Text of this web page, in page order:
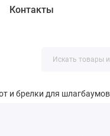
Контакты
и брелки для шлагбаумов